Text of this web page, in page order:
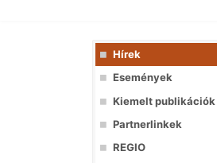
Hírek
Események
Kiemelt publikációk
Partnerlinkek
REGIO